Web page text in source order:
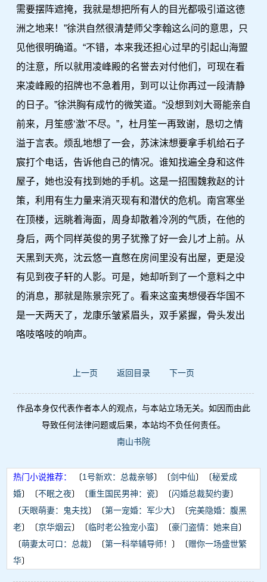
需要摆阵遮掩，我就是想把所有人的目光都吸引道这德
洲之地来！”徐洪自然很清楚师父李翰这么问的意思，只
见他很明确道。“不错，本来我还担心过早的引起山海盟
的注意，所以就用凌峰殿的名誉去对付他们，可现在看
来凌峰殿的招牌也不急着用，到可以让你再过一段清静
的日子。”徐洪胸有成竹的微笑道。“没想到刘大哥能亲自
前来，月笙感‘激’不尽。”，杜月笙一再致谢，恳切之情
溢于言表。烦乱地想了一会，苏沫沫想要拿手机给石子
宸打个电话，告诉他自己的情况。谁知找遍全身和这件
屋子，她也没有找到她的手机。这是一招围魏救赵的计
策，利用有生力量来消灭现有和潜伏的危机。南宫寒坐
在顶楼，远眺着海面，周身却散着冷冽的气质，在他的
身后，两个同样英俊的男子犹豫了好一会儿才上前。从
天黑到天亮，沈云悠一直憋在房间里没有出屋，更是没
有见到夜子轩的人影。可是，她却听到了一个意料之中
的消息，那就是陈景宗死了。看来这蛮夷想侵吞华国不
是一天两天了，龙康乐皱紧眉头，双手紧握，骨头发出
咯吱咯吱的响声。
上一页 返回目录 下一页
作品本身仅代表作者本人的观点，与本站立场无关。如因而由此
导致任何法律问题或后果，本站均不负任何责任。
南山书院
热门小说推荐： 〔1号新欢：总裁亲够〕〔剑中仙〕〔秘爱成
婚〕〔不眠之夜〕〔重生国民男神：瓷〕〔闪婚总裁契约妻〕
〔天眼萌妻：鬼夫找〕〔第一宠婚：军少大〕〔完美隐婚：腹黑
老〕〔京华烟云〕〔临时老公独宠小蛮〕〔豪门盗情：她来自〕
〔萌妻太可口：总裁〕〔第一科举辅导师！〕〔赠你一场盛世繁
华〕